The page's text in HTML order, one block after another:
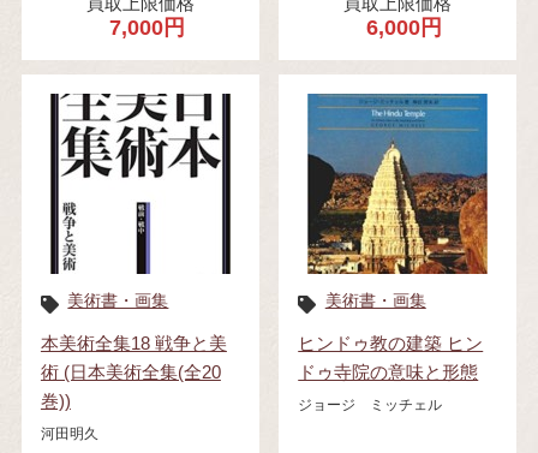
7,000円 6,000円
美術書・画集
本美術全集18 戦争と美
術 (日本美術全集(全20
巻))
河田明久
美術書・画集
ヒンドゥ教の建築 ヒン
ドゥ寺院の意味と形態
ジョージ ミッチェル